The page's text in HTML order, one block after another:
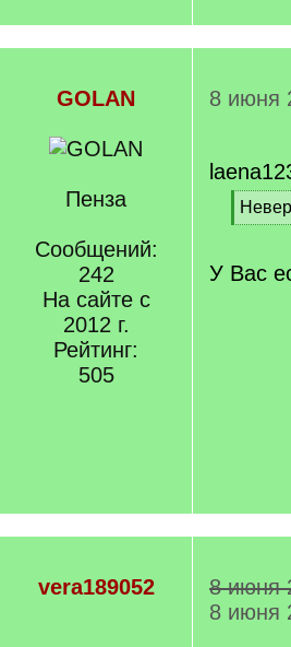
GOLAN
Пенза
Сообщений:
242
На сайте с
2012 г.
Рейтинг:
505
8 июня
[
q
[
q
]
У Вас
vera189052
8 июня
8 июня